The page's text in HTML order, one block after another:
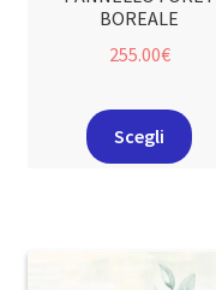
BOREALE
255.00€
Scegli